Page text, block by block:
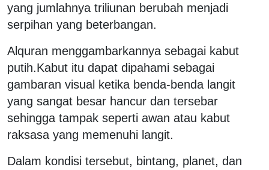
yang jumlahnya triliunan berubah menjadi
serpihan yang beterbangan.
Alquran menggambarkannya sebagai kabut
putih.Kabut itu dapat dipahami sebagai
gambaran visual ketika benda-benda langit
yang sangat besar hancur dan tersebar
sehingga tampak seperti awan atau kabut
raksasa yang memenuhi langit.
Dalam kondisi tersebut, bintang, planet, dan